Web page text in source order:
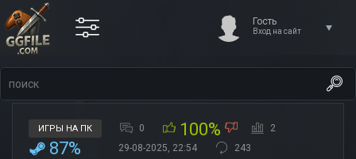
Гость
Вход на сайт
ИГРЫ НА ПК 0 100% 2
87% 29-08-2025, 22:54 243